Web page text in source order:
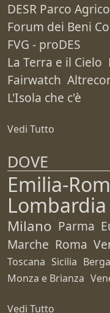
DESR Parco
Forum dei Beni
FVG - proDES
La Terra e il Cielo
Fairwatch
L'Isola che c'è
Vedi Tutto
DOVE
Emilia-
Lombardia
Milano Parma
Marche Roma
Toscana Sicilia
Monza e Brianza
Vedi Tutto